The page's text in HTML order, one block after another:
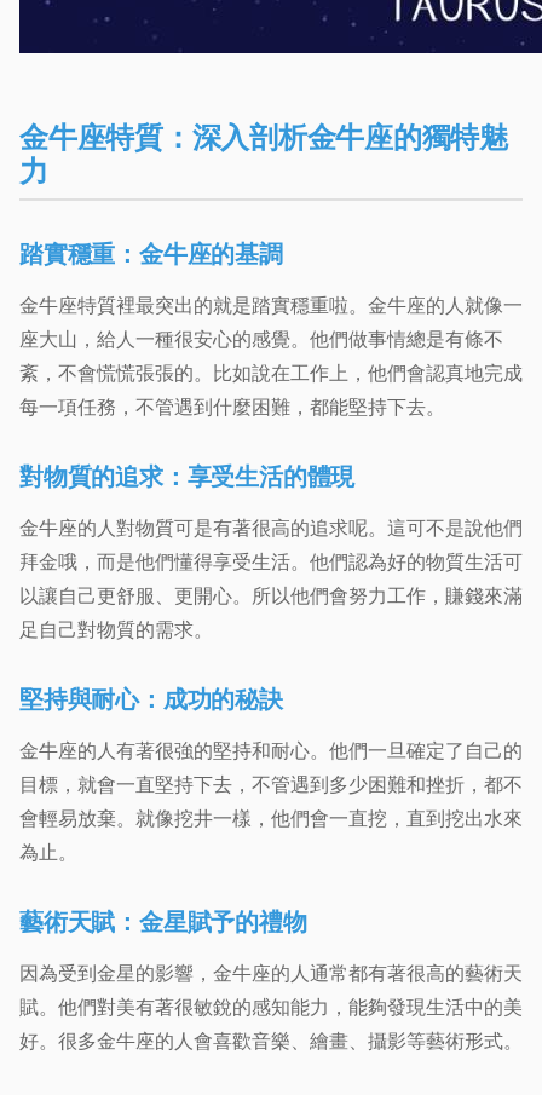
金牛座特質：深入剖析金牛座的獨特魅
力
踏實穩重：金牛座的基調
金牛座特質裡最突出的就是踏實穩重啦。金牛座的人就像一
座大山，給人一種很安心的感覺。他們做事情總是有條不
紊，不會慌慌張張的。比如說在工作上，他們會認真地完成
每一項任務，不管遇到什麼困難，都能堅持下去。
對物質的追求：享受生活的體現
金牛座的人對物質可是有著很高的追求呢。這可不是說他們
拜金哦，而是他們懂得享受生活。他們認為好的物質生活可
以讓自己更舒服、更開心。所以他們會努力工作，賺錢來滿
足自己對物質的需求。
堅持與耐心：成功的秘訣
金牛座的人有著很強的堅持和耐心。他們一旦確定了自己的
目標，就會一直堅持下去，不管遇到多少困難和挫折，都不
會輕易放棄。就像挖井一樣，他們會一直挖，直到挖出水來
為止。
藝術天賦：金星賦予的禮物
因為受到金星的影響，金牛座的人通常都有著很高的藝術天
賦。他們對美有著很敏銳的感知能力，能夠發現生活中的美
好。很多金牛座的人會喜歡音樂、繪畫、攝影等藝術形式。